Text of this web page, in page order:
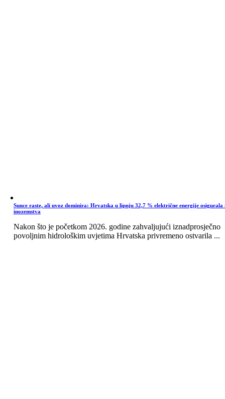
Sunce raste, ali uvoz dominira: Hrvatska u lipnju 32,7 % električne energije osigurala
inozemstva
Nakon što je početkom 2026. godine zahvaljujući iznadprosječno
povoljnim hidrološkim uvjetima Hrvatska privremeno ostvarila ...